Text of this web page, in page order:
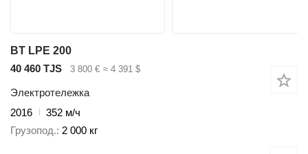
BT LPE 200
40 460 TJS
3 800 € ≈ 4 391 $
Электротележка
2016
352 м/ч
Грузопод. 2 000 кг